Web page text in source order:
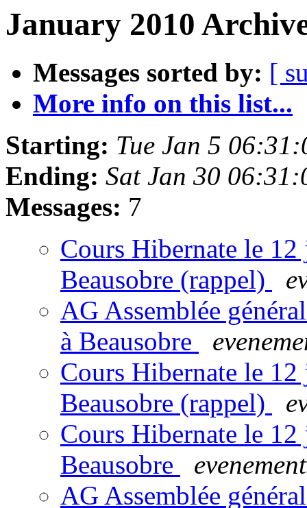
January 2010
Messages sorted by: [
More info on this list...
Starting: Tue Jan 5
Ending: Sat Jan 30
Messages: 7
Cours Hibernate le
Beausobre (rappel)
AG Assemblée
à Beausobre
Cours Hibernate le
Beausobre (rappel)
Cours Hibernate le
Beausobre
AG Assemblée